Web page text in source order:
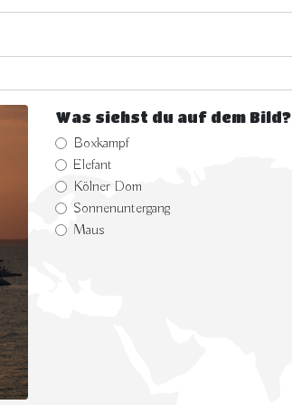
Was siehst du auf dem Bild?
Boxkampf
Elefant
Kölner Dom
Sonnenuntergang
Maus